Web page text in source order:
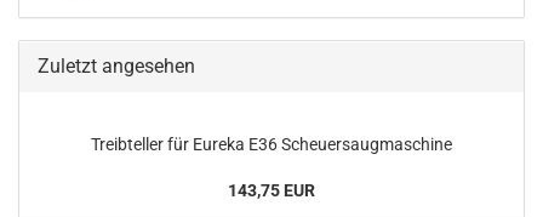
Zuletzt angesehen
Treibteller für Eureka E36 Scheuersaugmaschine
143,75 EUR